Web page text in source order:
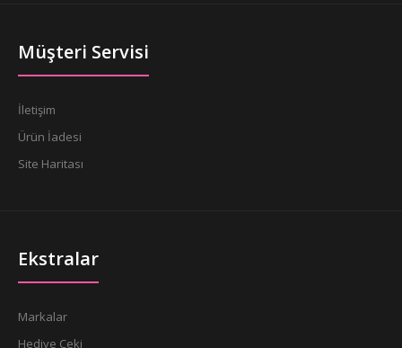
Müşteri Servisi
İletişim
Ürün İadesi
Site Haritası
Ekstralar
Markalar
Hediye Çeki